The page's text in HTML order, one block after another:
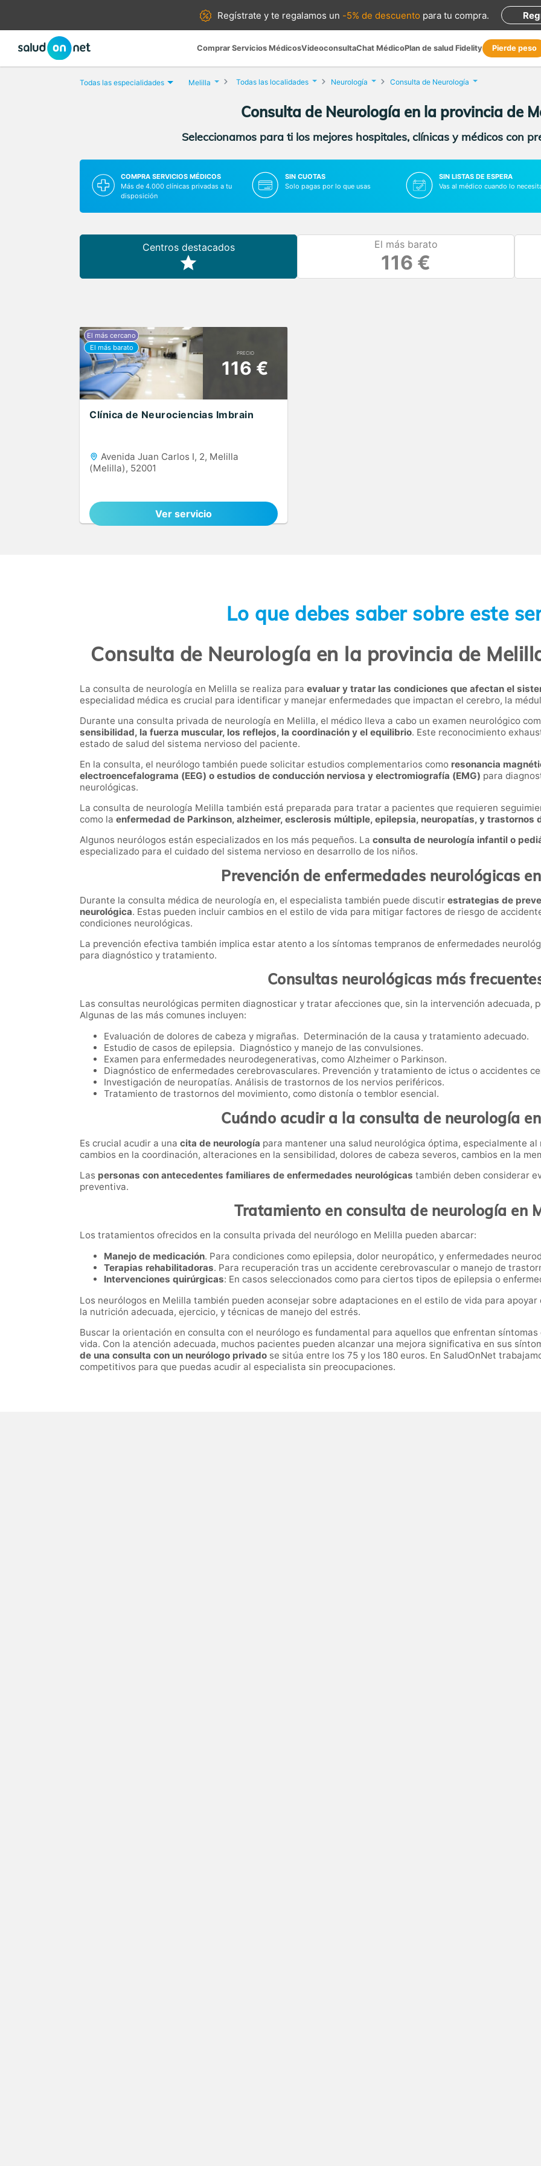
Regístrate yte regalamos un -5% de descuento para tu compra.
Comprar Servicios MédicosVideoconsultaChat MédicoPlan de salud Fidelity Pierde peso
Todas las especialidades Melilla Todas las localidades Neurología Consulta de Neurología
Consulta de Neurología en la provincia de
Seleccionamos para ti los mejores hospitales, clínicas y médicos con
COMPRA SERVICIOS MÉDICOS
Más de 4.000 clínicas privadas a tu
disposición
SIN CUOTAS
Solo pagas por lo que usas
SIN LISTAS DE ESPERA
Vas al médico cuando lo
Centros destacados El más barato
116 €
PRECIO
116 €
Clínica de Neurociencias Imbrain
Avenida Juan Carlos I, 2, Melilla
(Melilla), 52001
Ver servicio
Lo que debes saber sobre este
Consulta de Neurología en la provincia de
La consulta de neurología en Melilla se realiza para evaluar y tratar las condiciones que afectan el
especialidad médica es crucial para identificar y manejar enfermedades que impactan el cerebro, la
Durante una consulta privada de neurología en Melilla, el médico lleva a cabo un examen neurológico
sensibilidad, la fuerza muscular, los reflejos, la coordinación y el equilibrio. Este reconocimiento
estado de salud del sistema nervioso del paciente.
En la consulta, el neurólogo también puede solicitar estudios complementarios como resonancia
electroencefalograma (EEG) o estudios de conducción nerviosa y electromiografía (EMG) para
neurológicas.
La consulta de neurología Melilla también está preparada para tratar a pacientes que requieren
como la enfermedad de Parkinson, alzheimer, esclerosis múltiple, epilepsia, neuropatías, y trastornos
Algunos neurólogos están especializados en los más pequeños. La consulta de neurología infantil o
especializado para el cuidado del sistema nervioso en desarrollo de los niños.
Prevención de enfermedades neurológicas
Durante la consulta médica de neurología en, el especialista también puede discutir estrategias de
neurológica. Estas pueden incluir cambios en el estilo de vida para mitigar factores de riesgo de
condiciones neurológicas.
La prevención efectiva también implica estar atento a los síntomas tempranos de enfermedades
para diagnóstico y tratamiento.
Consultas neurológicas más
Las consultas neurológicas permiten diagnosticar y tratar afecciones que, sin la intervención adecuada,
Algunas de las más comunes incluyen:
Evaluación de dolores de cabeza y migrañas. Determinación de la causa y tratamiento adecuado.
Estudio de casos de epilepsia. Diagnóstico y manejo de las convulsiones.
Examen para enfermedades neurodegenerativas, como Alzheimer o Parkinson.
Diagnóstico de enfermedades cerebrovasculares. Prevención y tratamiento de ictus o accidentes
Investigación de neuropatías. Análisis de trastornos de los nervios periféricos.
Tratamiento de trastornos del movimiento, como distonía o temblor esencial.
Cuándo acudir a la consulta de neurología
Es crucial acudir a una cita de neurología para mantener una salud neurológica óptima, especialmente
cambios en la coordinación, alteraciones en la sensibilidad, dolores de cabeza severos, cambios en la
Las personas con antecedentes familiares de enfermedades neurológicas también deben considerar
preventiva.
Tratamiento en consulta de neurología en
Los tratamientos ofrecidos en la consulta privada del neurólogo en Melilla pueden abarcar:
Manejo de medicación. Para condiciones como epilepsia, dolor neuropático, y enfermedades
Terapias rehabilitadoras. Para recuperación tras un accidente cerebrovascular o manejo de
Intervenciones quirúrgicas: En casos seleccionados como para ciertos tipos de epilepsia o
Los neurólogos en Melilla también pueden aconsejar sobre adaptaciones en el estilo de vida para
la nutrición adecuada, ejercicio, y técnicas de manejo del estrés.
Buscar la orientación en consulta con el neurólogo es fundamental para aquellos que enfrentan
vida. Con la atención adecuada, muchos pacientes pueden alcanzar una mejora significativa en sus
de una consulta con un neurólogo privado se sitúa entre los 75 y los 180 euros. En SaludOnNet
competitivos para que puedas acudir al especialista sin preocupaciones.